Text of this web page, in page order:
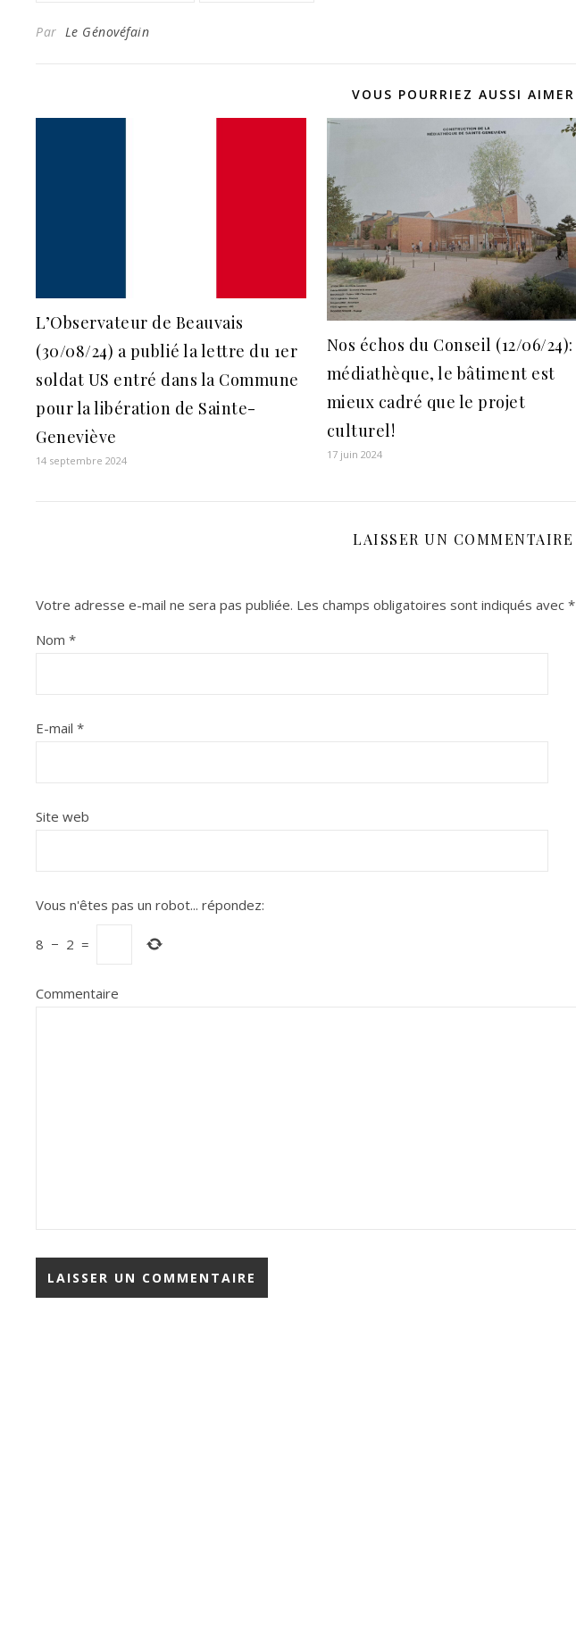
Par Le Génovéfain
VOUS POURRIEZ AUSSI AIMER
L’Observateur de Beauvais
(30/08/24) a publié la lettre du 1er
soldat US entré dans la Commune
pour la libération de Sainte-
Geneviève
14 septembre 2024
Nos échos du Conseil (12/06/24):
médiathèque, le bâtiment est
mieux cadré que le projet
culturel!
17 juin 2024
LAISSER UN COMMENTAIRE
Votre adresse e-mail ne sera pas publiée. Les champs obligatoires sont indiqués avec *
Nom *
E-mail *
Site web
Vous n'êtes pas un robot... répondez:
8 − 2 =
Commentaire